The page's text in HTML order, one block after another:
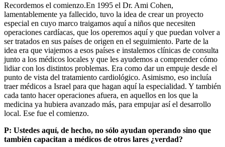
Recordemos el comienzo.En 1995 el Dr. Ami Cohen,
lamentablemente ya fallecido, tuvo la idea de crear un proyecto
especial en cuyo marco traigamos aquí a niños que necesiten
operaciones cardíacas, que los operemos aquí y que puedan volver a
ser tratados en sus países de origen en el seguimiento. Parte de la
idea era que viajemos a esos países e instalemos clínicas de consulta
junto a los médicos locales y que les ayudemos a comprender cómo
lidiar con los distintos problemas. Era como dar un empuje desde el
punto de vista del tratamiento cardiológico. Asimismo, eso incluía
traer médicos a Israel para que hagan aquí la especialidad. Y también
cada tanto hacer operaciones afuera, en aquellos en los que la
medicina ya hubiera avanzado más, para empujar así el desarrollo
local. Ese fue el comienzo.
P: Ustedes aquí, de hecho, no sólo ayudan operando sino que
también capacitan a médicos de otros lares ¿verdad?